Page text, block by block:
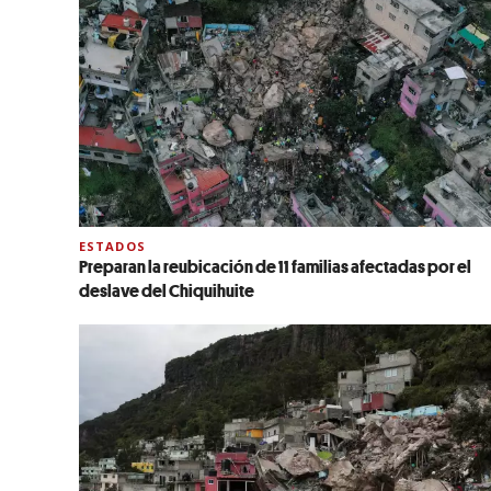
ESTADOS
Preparan la reubicación de 11 familias afectadas por el
deslave del Chiquihuite